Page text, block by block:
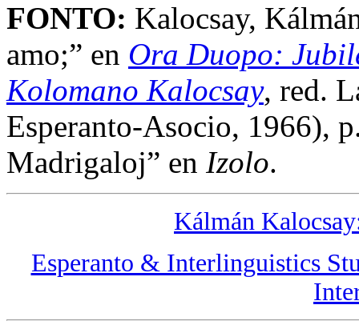
FONTO: Kalocsay,
amo;” en Ora Duopo:
Kolomano Kalocsay, red.
Esperanto-Asocio, 1966),
Madrigaloj” en Izolo.
Kálmán
Esperanto & Interlinguistics